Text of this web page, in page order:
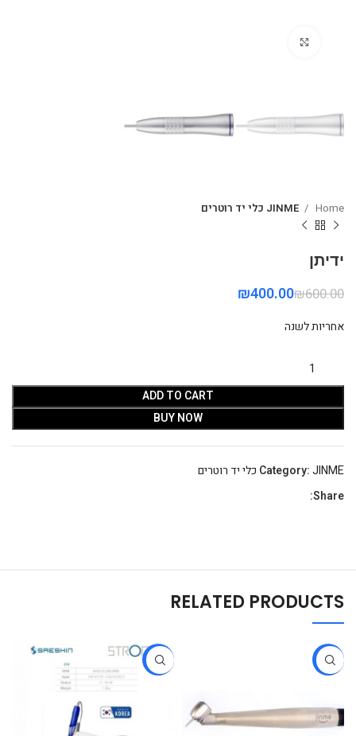
Home JINME כלי יד רוטרים
ידיתן
₪600.00
₪400.00
אחריות לשנה
ADD TO CART
BUY NOW
Category:JINME כלי יד רוטרים
Share:
RELATED PRODUCTS
-22%
-10%